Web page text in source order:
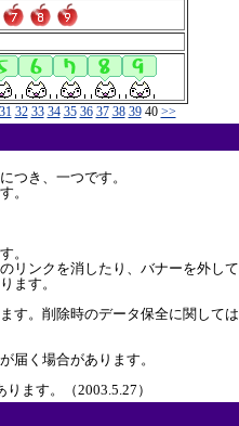
31 32 33 34 35 36 37 38 3940 >>
つき、一つです。
。
。
リンクを消したり、バナーを外し
ます。
す。削除時のデータ保全に関して
届く場合があります。
ます。（2003.5.27）